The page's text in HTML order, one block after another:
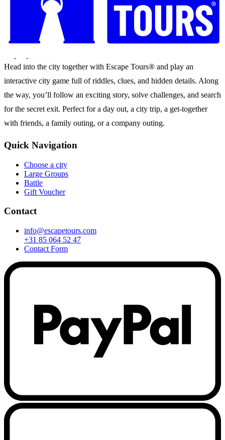
Head into the city together with Escape Tours® and play an
interactive city game full of riddles, clues, and hidden details. Along
the way, you’ll follow an exciting story, solve challenges, and search
for the secret exit. Perfect for a day out, a city trip, a get-together
with friends, a family outing, or a company outing.
Quick Navigation
Choose a city
Large Groups
Battle
Gift Voucher
Contact
info@escapetours.com
+31 85 064 52 47
Contact Form